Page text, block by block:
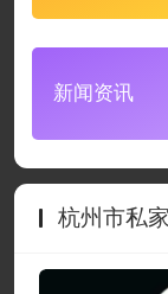
新闻资讯
杭州市私